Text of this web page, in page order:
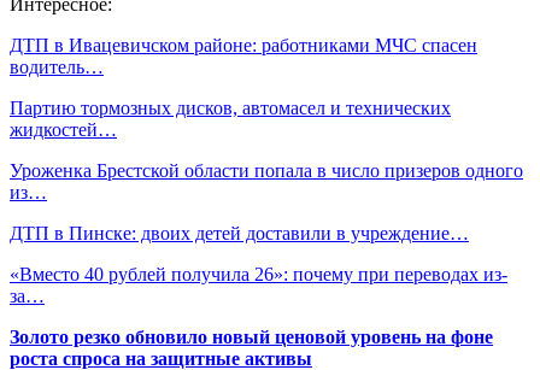
ДТП в Ивацевичском районе: работниками МЧС спасен
водитель…
Партию тормозных дисков, автомасел и технических
жидкостей…
Уроженка Брестской области попала в число призеров одного
из…
ДТП в Пинске: двоих детей доставили в учреждение…
«Вместо 40 рублей получила 26»: почему при переводах из-
за…
Золото резко обновило новый ценовой уровень на фоне
роста спроса на защитные активы